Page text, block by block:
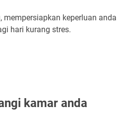
keperluan anda
hari kurang stres.
kamar anda